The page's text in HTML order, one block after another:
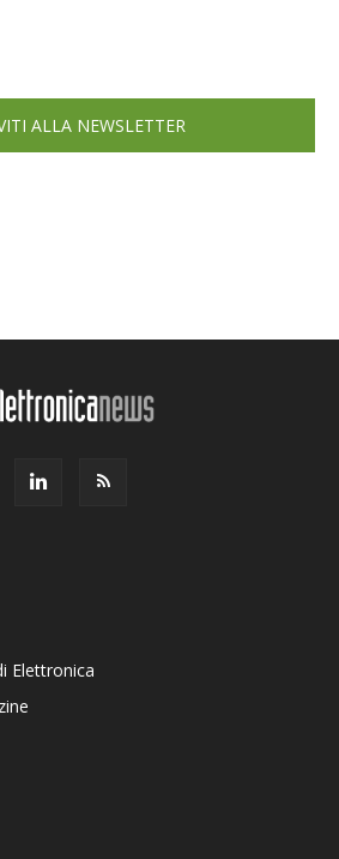
ALLA NEWSLETTER
Elettronica